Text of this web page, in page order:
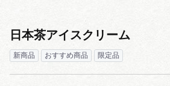
日本茶アイスクリーム
新商品 おすすめ商品 限定品